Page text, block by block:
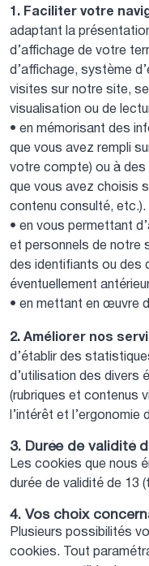
1. Faciliter votre
adaptant la
d’affichage de votre
d’affichage, système
visites sur notre site,
visualisation ou de
• en mémorisant des
que vous avez rempli
votre compte) ou à
que vous avez choisis
contenu consulté, etc.).
• en vous permettant
et personnels de notre
des identifiants ou des
éventuellement
• en mettant en œuvre
2. Améliorer nos
d’établir des
d’utilisation des
(rubriques et contenus
l’intérêt et l’ergonomie
3. Durée de validité
Les cookies que nous
durée de validité de 13
4. Vos choix
Plusieurs possibilités
cookies. Tout